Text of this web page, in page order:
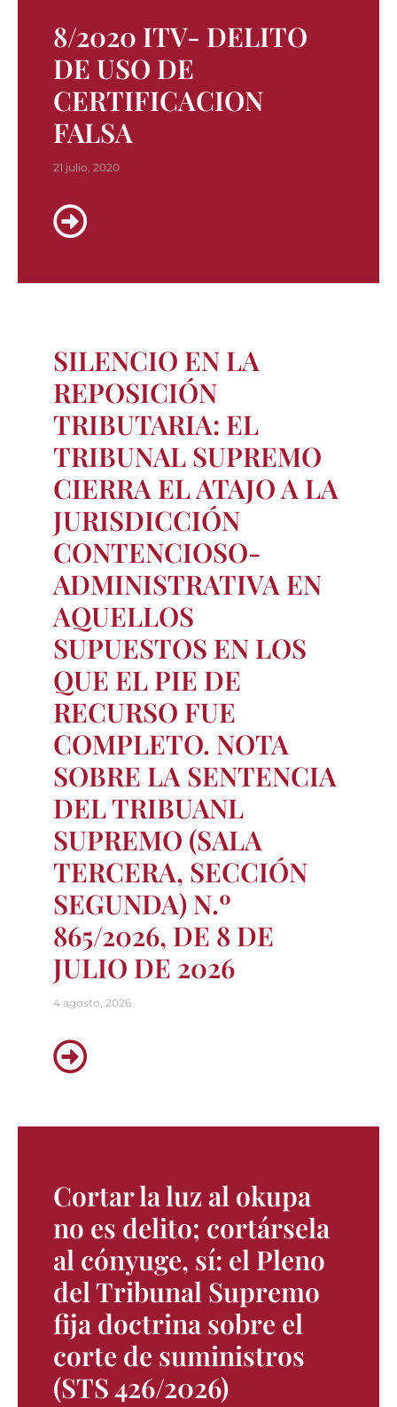
8/2020 ITV- DELITO
DE USO DE
CERTIFICACION
FALSA
21 julio, 2020
SILENCIO EN LA
REPOSICIÓN
TRIBUTARIA: EL
TRIBUNAL SUPREMO
CIERRA EL ATAJO A LA
JURISDICCIÓN
CONTENCIOSO-
ADMINISTRATIVA EN
AQUELLOS
SUPUESTOS EN LOS
QUE EL PIE DE
RECURSO FUE
COMPLETO. NOTA
SOBRE LA SENTENCIA
DEL TRIBUANL
SUPREMO (SALA
TERCERA, SECCIÓN
SEGUNDA) N.º
865/2026, DE 8 DE
JULIO DE 2026
4 agosto, 2026
Cortar la luz al okupa
no es delito; cortársela
al cónyuge, sí: el Pleno
del Tribunal Supremo
fija doctrina sobre el
corte de suministros
(STS 426/2026)